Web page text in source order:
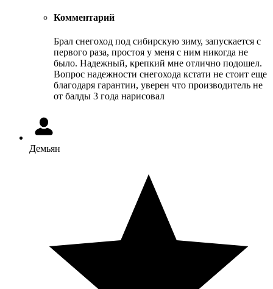
Комментарий
Брал снегоход под сибирскую зиму, запускается с
первого раза, простоя у меня с ним никогда не
было. Надежный, крепкий мне отлично подошел.
Вопрос надежности снегохода кстати не стоит еще
благодаря гарантии, уверен что производитель не
от балды 3 года нарисовал
Демьян